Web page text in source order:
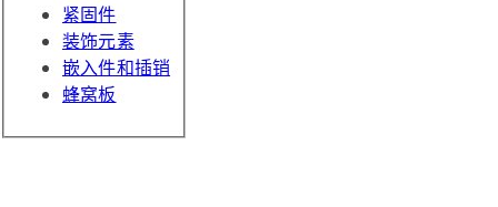
紧固件
装饰元素
嵌入件和插销
蜂窝板